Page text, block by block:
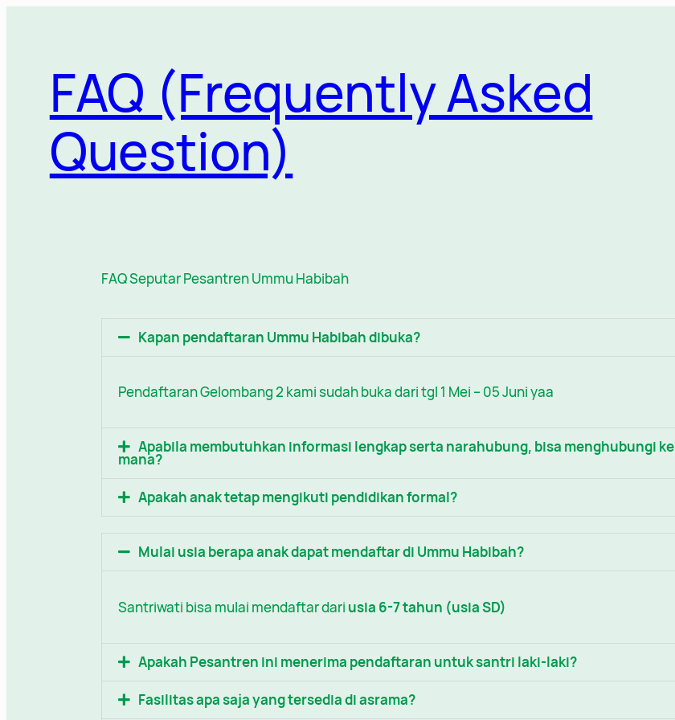
FAQ (Frequently Asked
Question)
FAQ Seputar Pesantren Ummu Habibah
Kapan pendaftaran Ummu Habibah dibuka?
Pendaftaran Gelombang 2 kami sudah buka dari tgl 1 Mei – 05 Juni yaa
Apabila membutuhkan informasi lengkap serta narahubung, bisa menghubungi ke
mana?
Apakah anak tetap mengikuti pendidikan formal?
Mulai usia berapa anak dapat mendaftar di Ummu Habibah?
Santriwati bisa mulai mendaftar dari usia 6-7 tahun (usia SD)
Apakah Pesantren ini menerima pendaftaran untuk santri laki-laki?
Fasilitas apa saja yang tersedia di asrama?